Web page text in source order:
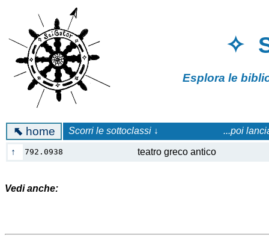
✧
Esplora le
⬉ home Scorri le sottoclassi ↓ ...poi
↑ 792.0938 teatro greco antico
Vedi anche: